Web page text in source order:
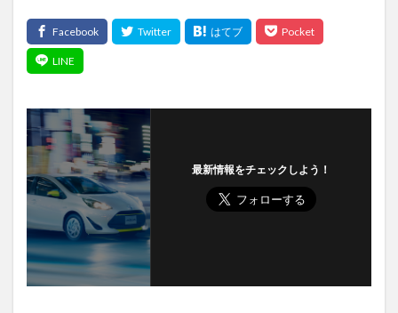
最新情報をチェックしよう！